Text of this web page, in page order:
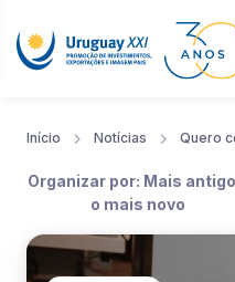
Início Notícias Quero
Organizar por: Mais
o mais novo